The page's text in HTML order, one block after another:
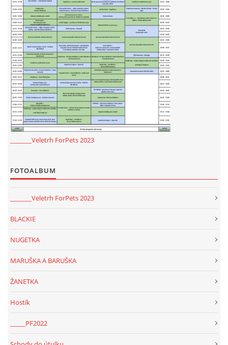
_______Veletrh ForPets 2023
FOTOALBUM
_______Veletrh ForPets 2023
BLACKIE
NUGETKA
MARUŠKA A BARUŠKA
ŽANETKA
Hostík
_____PF2022